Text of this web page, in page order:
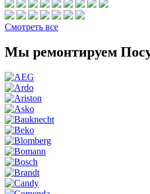
Смотреть все
Мы ремонтируем